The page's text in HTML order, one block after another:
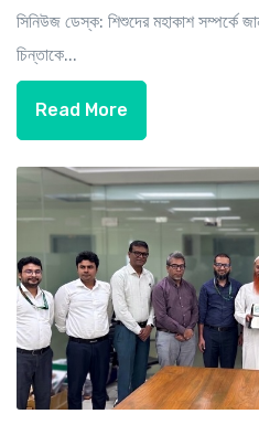
সিনিউজ ডেস্ক: শিশুদের মহাকাশ
চিন্তাকে...
Read More